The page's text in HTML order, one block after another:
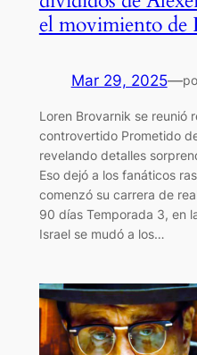
el movimiento de
Mar 29, 2025—
Loren Brovarnik se reunió
controvertido Prometido
revelando detalles
Eso dejó a los fanáticos
comenzó su carrera de
90 días Temporada 3, en
Israel se mudó a los…